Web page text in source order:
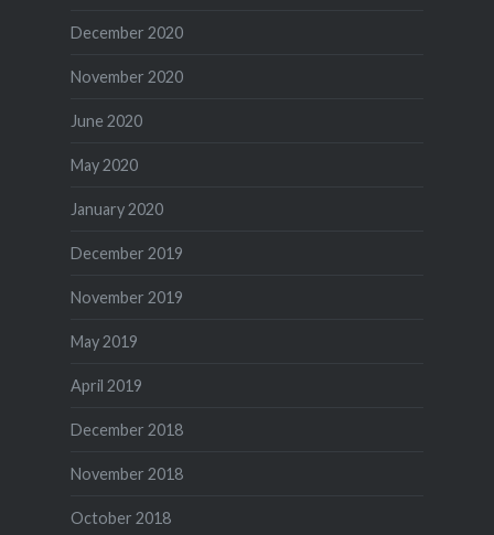
December 2020
November 2020
June 2020
May 2020
January 2020
December 2019
November 2019
May 2019
April 2019
December 2018
November 2018
October 2018